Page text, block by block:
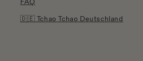
FAQ
🇩🇪 Tchao Tchao Deutschland